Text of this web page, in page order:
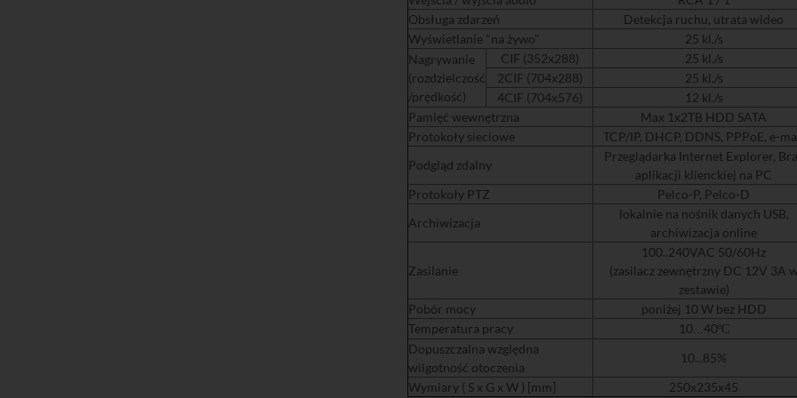
Obsługa zdarzeń
Detekcja ruchu, utrata wideo
Wyświetlanie "na żywo"
25 kl./s
Nagrywanie
(rozdzielczość
/prędkość)
CIF (352x288)
25 kl./s
2CIF (704x288)
25 kl./s
4CIF (704x576)
12 kl./s
Pamięć wewnętrzna
Max 1x2TB HDD SATA
Protokoły sieciowe
TCP/IP, DHCP, DDNS, PPPoE, e-
Podgląd zdalny
Przeglądarka Internet Explorer,
aplikacji klienckiej na PC
Protokoły PTZ
Pelco-P, Pelco-D
Archiwizacja
lokalnie na nośnik danych USB,
archiwizacja online
Zasilanie
100..240VAC 50/60Hz
(zasilacz zewnętrzny DC 12V 3A w
zestawie)
Pobór mocy
poniżej 10 W bez HDD
Temperatura pracy
10... 40ºC
Dopuszczalna względna
wilgotność otoczenia
10...85%
Wymiary ( S x G x W ) [mm]
250x235x45